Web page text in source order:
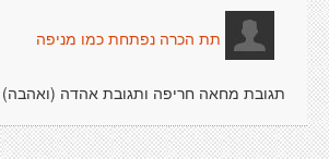
תת הכרה נפתחת כמו מניפה
תגובת מחאה חריפה ותגובת אהדה